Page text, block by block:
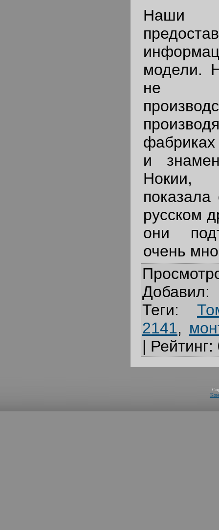
Наши
модели.
не
и
Нокии,
русском
они
очень
Добавил:
Теги:
2141,
| Рейтинг: